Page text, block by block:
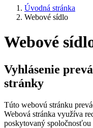
Úvodná stránka
Webové sídlo
Webové
Vyhlásenie
stránky
Túto webovú stránku
Webová stránka využíva
poskytovaný